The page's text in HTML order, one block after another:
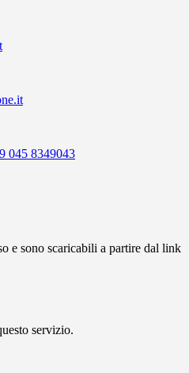
045 8349043
e sono scaricabili a partire dal link
servizio.